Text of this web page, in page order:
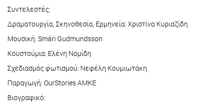
Συντελεστές:
Δραματουργία, Σκηνοθεσία, Ερμηνεία: Χριστίνα Κυριαζίδη
Μουσική: Smári Gudmundsson
Κουστούμια: Ελένη Νομίδη
Σχεδιασμός φωτισμού: Νεφέλη Κουμιωτάκη
Παραγωγή: OurStories AMKE
Βιογραφικό: